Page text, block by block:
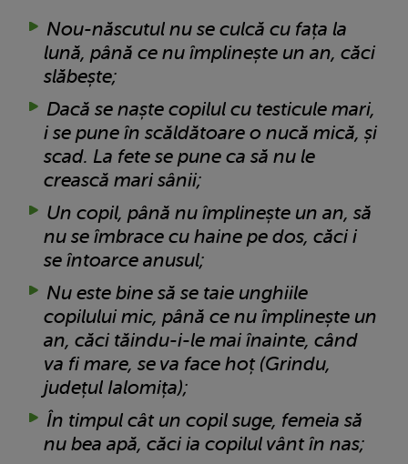
Nou-născutul nu se culcă cu fața la
lună, până ce nu împlinește un an, căci
slăbește;
Dacă se naște copilul cu testicule mari,
i se pune în scăldătoare o nucă mică, și
scad. La fete se pune ca să nu le
crească mari sânii;
Un copil, până nu împlinește un an, să
nu se îmbrace cu haine pe dos, căci i
se întoarce anusul;
Nu este bine să se taie unghiile
copilului mic, până ce nu împlinește un
an, căci tăindu-i-le mai înainte, când
va fi mare, se va face hoț (Grindu,
județul Ialomița);
În timpul cât un copil suge, femeia să
nu bea apă, căci ia copilul vânt în nas;